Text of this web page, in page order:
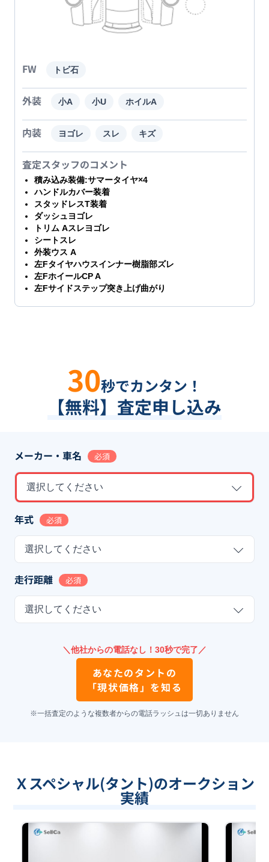
FW トビ石
外装 小A 小U ホイルA
内装 ヨゴレ スレ キズ
査定スタッフのコメント
積み込み装備:サマータイヤ×4
ハンドルカバー装着
スタッドレスT装着
ダッシュヨゴレ
トリム Aスレヨゴレ
シートスレ
外装ウス A
左Fタイヤハウスインナー樹脂部ズレ
左FホイールCP A
左Fサイドステップ突き上げ曲がり
30秒でカンタン！
【無料】査定申し込み
メーカー・車名 必須
選択してください
年式 必須
選択してください
走行距離 必須
選択してください
＼他社からの電話なし！30秒で完了／
あなたのタント の
「現状価格」を知る
※一括査定のような複数者からの電話ラッシュは一切ありません
Ｘスペシャル(タント)のオークション
実績